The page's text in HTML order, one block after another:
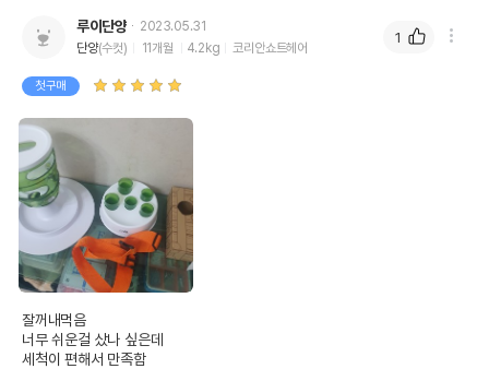
루이단양
2023.05.31
단양(수컷) 11개월 4.2kg 코리안쇼트헤어
첫구매
잘꺼내먹음
너무 쉬운걸 샀나 싶은데
세척이 편해서 만족함
1